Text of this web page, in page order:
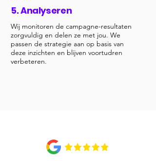
5. Analyseren
​Wij monitoren de campagne-resultaten
zorgvuldig en delen ze met jou. We
passen de strategie aan op basis van
deze inzichten en blijven voortudren
verbeteren.